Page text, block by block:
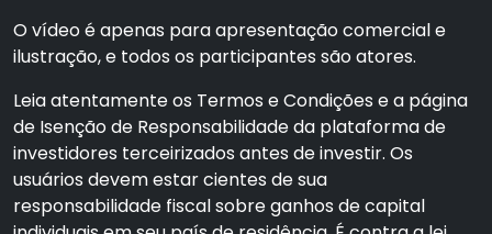
O vídeo é apenas para apresentação comercial e
ilustração, e todos os participantes são atores.
Leia atentamente os Termos e Condições e a página
de Isenção de Responsabilidade da plataforma de
investidores terceirizados antes de investir. Os
usuários devem estar cientes de sua
responsabilidade fiscal sobre ganhos de capital